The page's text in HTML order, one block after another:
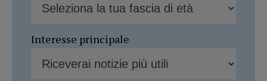
Interesse principale